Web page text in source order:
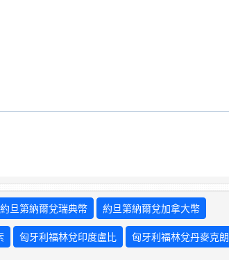
約旦第納爾兌瑞典幣 約旦第納爾兌加拿大幣
匈牙利福林兌印度盧比 匈牙利福林兌丹麥克朗